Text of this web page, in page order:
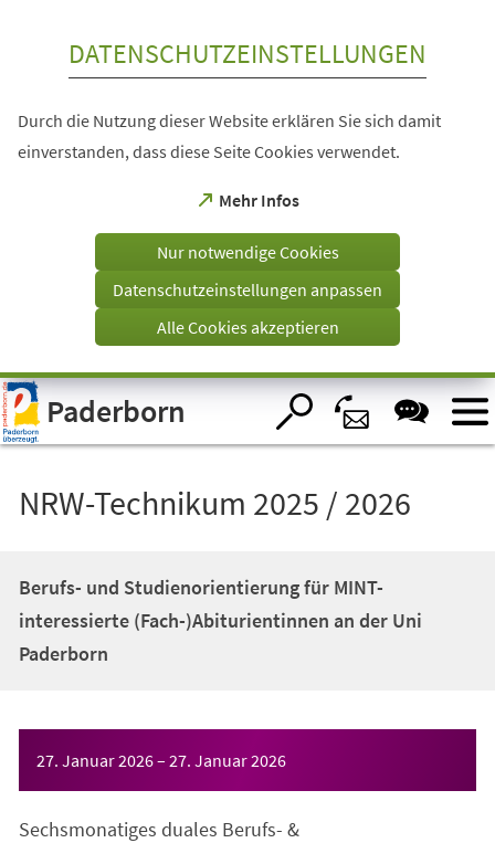
Visuelle
Assistenzsoftware
öffnen.
DATENSCHUTZEINSTELLUNGEN
Durch die Nutzung dieser Website erklären Sie sich damit
einverstanden, dass diese Seite Cookies verwendet.
Mehr Infos
(Öffnet
einem
Tab)
Nur notwendige Cookies
Datenschutzeinstellungen anpassen
Alle Cookies akzeptieren
Paderborn
NRW-Technikum 2025 / 2026
Berufs- und Studienorientierung für MINT-
interessierte (Fach-)Abiturientinnen an der Uni
Paderborn
27. Januar 2026– 27. Januar 2026
Sechsmonatiges duales Berufs- &